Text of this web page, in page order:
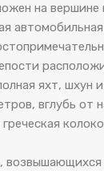
на вершине
яхт, шхун
вглубь от